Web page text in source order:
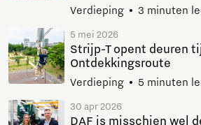
Verdieping 3 minuten
5 mei 2026
Strijp-T opent deuren
Ontdekkingsroute
Verdieping 5 minuten
30 apr 2026
DAF is misschien wel